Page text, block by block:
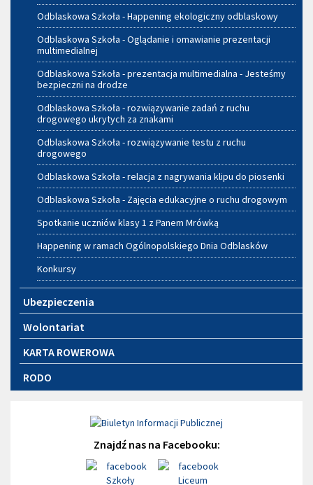
Odblaskowa Szkoła - Happening ekologiczny odblaskowy
Odblaskowa Szkoła - Oglądanie i omawianie prezentacji
multimedialnej
Odblaskowa Szkoła - prezentacja multimedialna - Jesteśmy
bezpieczni na drodze
Odblaskowa Szkoła - rozwiązywanie zadań z ruchu
drogowego ukrytych za znakami
Odblaskowa Szkoła - rozwiązywanie testu z ruchu
drogowego
Odblaskowa Szkoła - relacja z nagrywania klipu do piosenki
Odblaskowa Szkoła - Zajęcia edukacyjne o ruchu drogowym
Spotkanie uczniów klasy 1 z Panem Mrówką
Happening w ramach Ogólnopolskiego Dnia Odblasków
Konkursy
Ubezpieczenia
Wolontariat
KARTA ROWEROWA
RODO
Znajdź nas na Facebooku: